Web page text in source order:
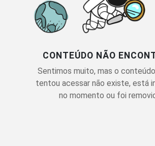
CONTEÚDO NÃO
Sentimos muito, mas o
tentou acessar não existe, está
no momento ou foi